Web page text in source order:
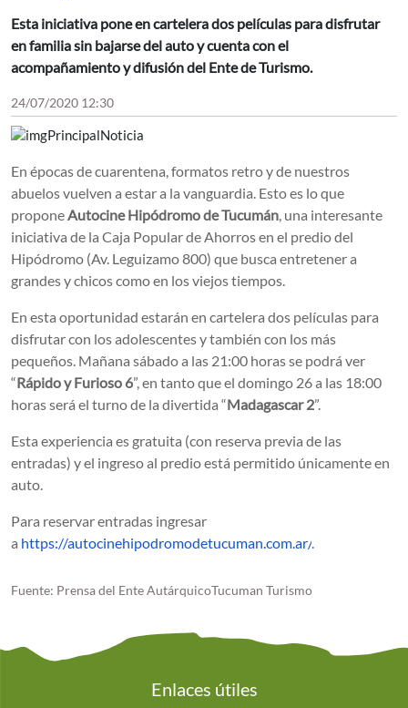
Esta iniciativa pone en cartelera dos películas para disfrutar
en familia sin bajarse del auto y cuenta con el
acompañamiento y difusión del Ente de Turismo.
24/07/2020 12:30
En épocas de cuarentena, formatos retro y de nuestros
abuelos vuelven a estar a la vanguardia. Esto es lo que
propone Autocine Hipódromo de Tucumán , una interesante
iniciativa de la Caja Popular de Ahorros en el predio del
Hipódromo (Av. Leguizamo 800) que busca entretener a
grandes y chicos como en los viejos tiempos.
En esta oportunidad estarán en cartelera dos películas para
disfrutar con los adolescentes y también con los más
pequeños. Mañana sábado a las 21:00 horas se podrá ver
“Rápido y Furioso 6”, en tanto que el domingo 26 a las 18:00
horas será el turno de la divertida “Madagascar 2”.
Esta experiencia es gratuita (con reserva previa de las
entradas) y el ingreso al predio está permitido únicamente en
auto.
Para reservar entradas ingresar
a https://autocinehipodromodetucuman.com.ar/
Fuente: Prensa del Ente AutárquicoTucuman Turismo
Enlaces útiles